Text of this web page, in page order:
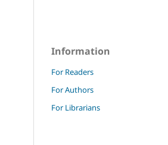
Information
For Readers
For Authors
For Librarians